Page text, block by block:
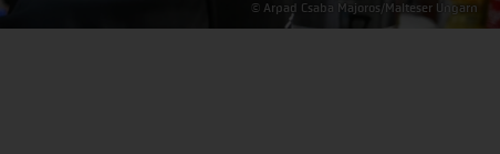
© Arpad Csaba Majoros/Malteser Ungarn